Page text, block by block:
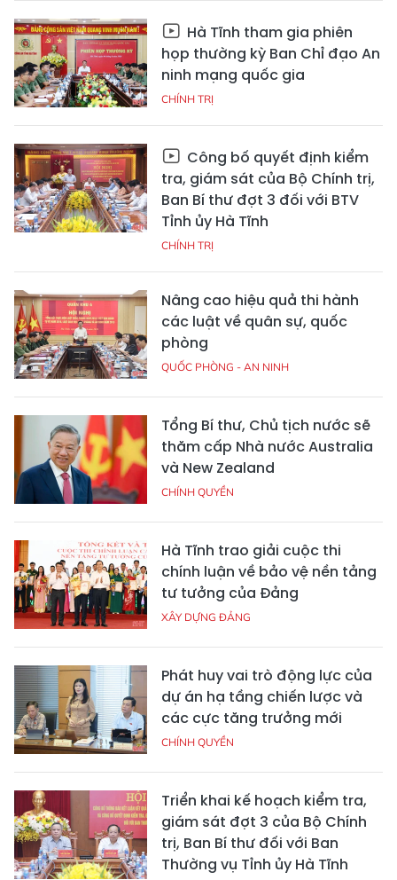
Hà Tĩnh tham gia phiên
họp thường kỳ Ban Chỉ đạo An
ninh mạng quốc gia
CHÍNH TRỊ
Công bố quyết định kiểm
tra, giám sát của Bộ Chính trị,
Ban Bí thư đợt 3 đối với BTV
Tỉnh ủy Hà Tĩnh
CHÍNH TRỊ
Nâng cao hiệu quả thi hành
các luật về quân sự, quốc
phòng
QUỐC PHÒNG - AN NINH
Tổng Bí thư, Chủ tịch nước sẽ
thăm cấp Nhà nước Australia
và New Zealand
CHÍNH QUYỀN
Hà Tĩnh trao giải cuộc thi
chính luận về bảo vệ nền tảng
tư tưởng của Đảng
XÂY DỰNG ĐẢNG
Phát huy vai trò động lực của
dự án hạ tầng chiến lược và
các cực tăng trưởng mới
CHÍNH QUYỀN
Triển khai kế hoạch kiểm tra,
giám sát đợt 3 của Bộ Chính
trị, Ban Bí thư đối với Ban
Thường vụ Tỉnh ủy Hà Tĩnh